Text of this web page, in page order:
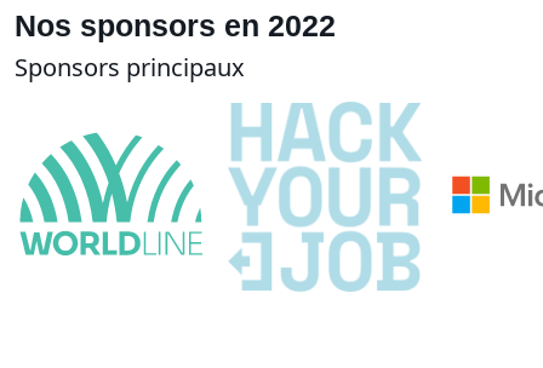
Nos sponsors en 2022
Sponsors principaux